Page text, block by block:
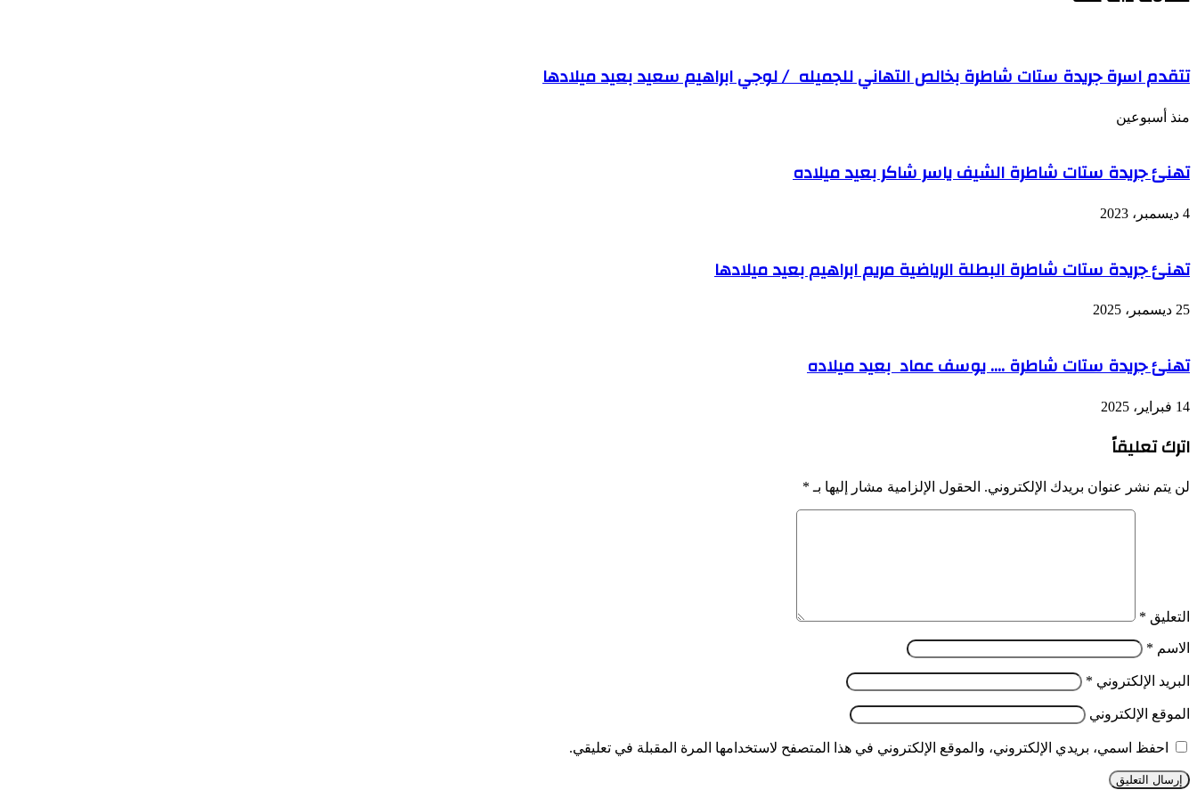
تتقدم اسرة جريدة ستات شاطرة بخالص التهاني للجميله / لوجي ابراهيم سعيد بعيد ميلادها
منذ أسبوعين
تهنئ جريدة ستات شاطرة الشيف ياسر شاكر بعيد ميلاده
4 ديسمبر، 2023
تهنئ جريدة ستات شاطرة البطلة الرياضية مريم ابراهيم بعيد ميلادها
25 ديسمبر، 2025
تهنئ جريدة ستات شاطرة …. يوسف عماد بعيد ميلاده
14 فبراير، 2025
اترك تعليقاً
لن يتم نشر عنوان بريدك الإلكتروني. الحقول الإلزامية مشار إليها بـ *
التعليق *
الاسم *
البريد الإلكتروني *
الموقع الإلكتروني
احفظ اسمي، بريدي الإلكتروني، والموقع الإلكتروني في هذا المتصفح لاستخدامها المرة المقبلة في تعليقي.